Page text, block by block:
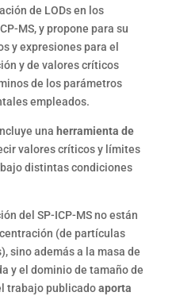
de LODs en los
MS, y propone para su
y expresiones para el
y de valores críticos
de los parámetros
empleados.
una herramienta de
valores críticos y límites
distintas condiciones
del SP-ICP-MS no están
(de partículas
sino además a la masa de
y el dominio de tamaño de
trabajo publicadoaporta